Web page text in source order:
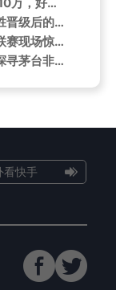
关键时刻心态崩了怎么办？王楚钦险胜晋级后的心态调整术值得学习
校园版陶喆惊艳全网！湖北高校音乐联赛现场惊现天籁嗓音
海外华人看不了？撒贝宁张晓龙带你探寻茅台非遗色彩，11月7日央视频独家上线！
看快手